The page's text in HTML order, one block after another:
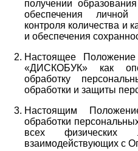
получении
обеспечения личной
контроля количества и
и обеспечения
Настоящее
«ДИСКОБУК» как
обработку
обработки и защиты
Настоящим
обработки
всех
взаимодействующих с